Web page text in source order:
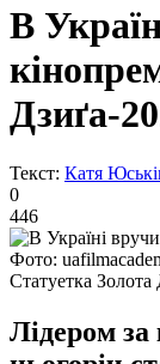
В
Дзиґа-
Текст: Катя
0
446
Фото:
Статуетка Золота
Лідером за